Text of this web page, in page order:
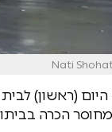
(ראשון)
הכרה בביתו